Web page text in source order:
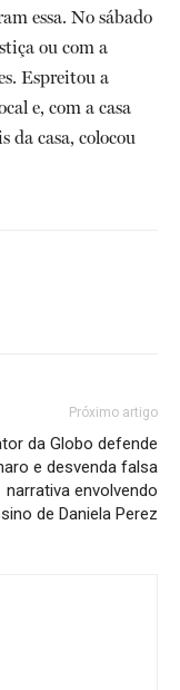
essa. No sábado
ou com a
Espreitou a
e, com a casa
da casa, colocou
Próximo artigo
da Globo defende
e desvenda falsa
narrativa envolvendo
de Daniela Perez